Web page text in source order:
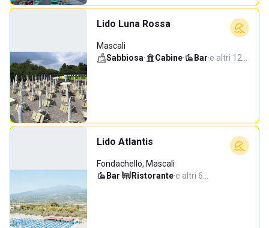
Lido Luna Rossa
Mascali
Sabbiosa· Cabine· Bar·e altri 12…
Lido Atlantis
Fondachello, Mascali
Bar· Ristorante·e altri 6…